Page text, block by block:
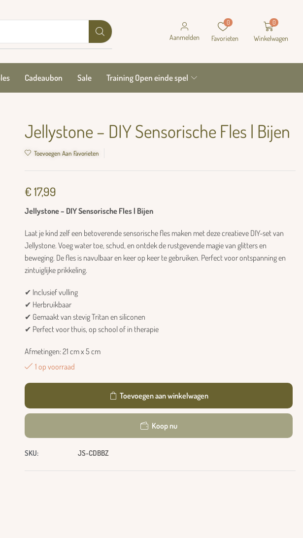
Aanmelden
0
Favorieten
0
Winkelwagen
Cadeaubon Sale Training Open einde spel
Jellystone – DIY Sensorische Fles | Bijen
Toevoegen Aan Favorieten
€ 17,99
Jellystone – DIY Sensorische Fles | Bijen
Laat je kind zelf een betoverende sensorische fles maken met deze creatieve DIY-set van
Jellystone. Voeg water toe, schud, en ontdek de rustgevende magie van glitters en
beweging. De fles is navulbaar en keer op keer te gebruiken. Perfect voor ontspanning en
zintuiglijke prikkeling.
✔ Inclusief vulling
✔ Herbruikbaar
✔ Gemaakt van stevig Tritan en siliconen
✔ Perfect voor thuis, op school of in therapie
Afmetingen: 21 cm x 5 cm
1 op voorraad
Toevoegen aan winkelwagen
Koop nu
SKU: JS-CDBBZ